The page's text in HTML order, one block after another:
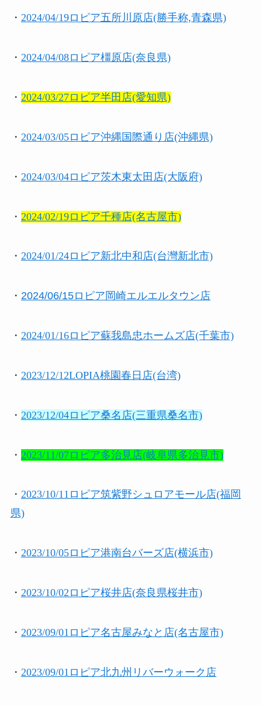
・ 2024/04/19ロピア五所川原店(勝手称,青森県)
・ 2024/04/08ロピア橿原店(奈良県)
・ 2024/03/27ロピア半田店(愛知県)
・ 2024/03/05ロピア沖縄国際通り店(沖縄県)
・ 2024/03/04ロピア茨木東太田店(大阪府)
・ 2024/02/19ロピア千種店(名古屋市)
・ 2024/01/24ロピア新北中和店(台灣新北市)
・ 2024/06/15ロピア岡崎エルエルタウン店
・ 2024/01/16ロピア蘇我島忠ホームズ店(千葉市)
・ 2023/12/12LOPIA桃園春日店(台湾)
・ 2023/12/04ロピア桑名店(三重県桑名市)
・ 2023/11/07ロピア多治見店(岐阜県多治見市)
・ 2023/10/11ロピア筑紫野シュロアモール店(福岡
県)
・ 2023/10/05ロピア港南台バーズ店(横浜市)
・ 2023/10/02ロピア桜井店(奈良県桜井市)
・ 2023/09/01ロピア名古屋みなと店(名古屋市)
・ 2023/09/01ロピア北九州リバーウォーク店